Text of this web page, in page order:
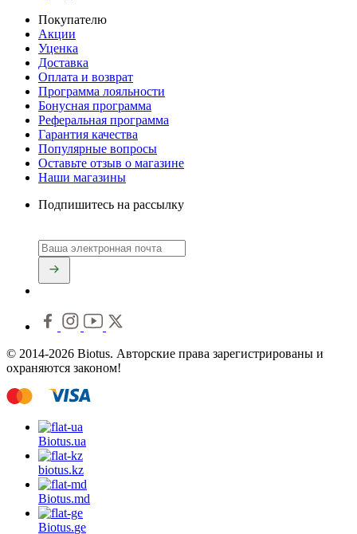
Покупателю
Акции
Уценка
Доставка
Оплата и возврат
Программа лояльности
Бонусная программа
Реферальная программа
Гарантия качества
Популярные вопросы
Оставьте отзыв о магазине
Наши магазины
Подпишитесь на рассылку
© 2014-2026 Biotus. Авторские права зарегистрированы и
охраняются законом!
Biotus.ua
biotus.kz
Biotus.md
Biotus.ge